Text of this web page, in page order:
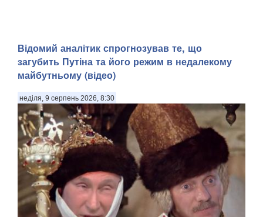
​Відомий аналітик спрогнозував те, що
загубить Путіна та його режим в недалекому
майбутньому (відео)
неділя, 9 серпень 2026, 8:30